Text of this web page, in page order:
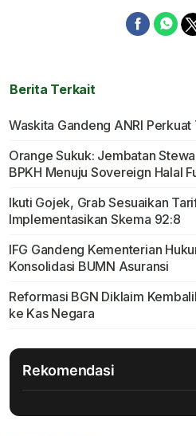
Berita Terkait
Waskita Gandeng ANRI
Orange Sukuk: Jembatan
BPKH Menuju Sovereign Halal
Ikuti Gojek, Grab Sesuaikan
Implementasikan Skema 92:8
IFG Gandeng Kementerian
Konsolidasi BUMN Asuransi
Reformasi BGN Diklaim
ke Kas Negara
Rekomendasi